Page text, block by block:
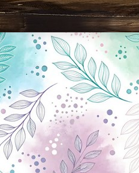
Чернігова, події в Чернігові: політика, економіка, аналітика, культура, відеоновини, екологія, спортивний Чернігів, туризм, Чернігів